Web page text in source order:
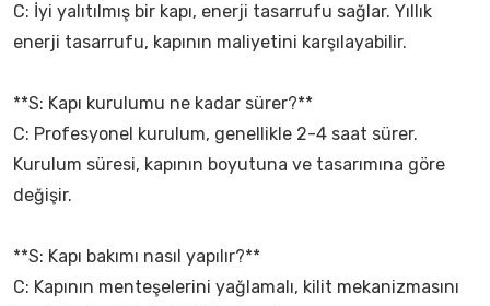
C: İyi yalıtılmış bir kapı, enerji tasarrufu sağlar. Yıllık
enerji tasarrufu, kapının maliyetini karşılayabilir.
**S: Kapı kurulumu ne kadar sürer?**
C: Profesyonel kurulum, genellikle 2-4 saat sürer.
Kurulum süresi, kapının boyutuna ve tasarımına göre
değişir.
**S: Kapı bakımı nasıl yapılır?**
C: Kapının menteşelerini yağlamalı, kilit mekanizmasını